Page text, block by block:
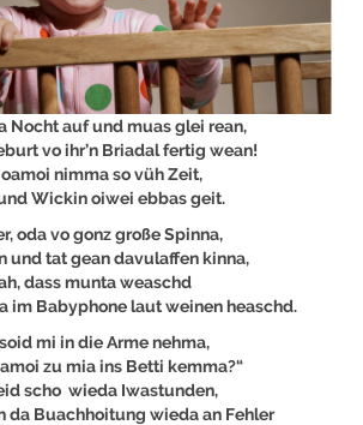
Nocht auf und muas glei rean,
vo ihr’n Briadal fertig wean!
nimma so vüh Zeit,
Wickin oiwei ebbas geit.
oda vo gonz große Spinna,
und tat gean davulaffen kinna,
dass munta weaschd
im Babyphone laut weinen heaschd.
mi in die Arme nehma,
zu mia ins Betti kemma?“
scho wieda Iwastunden,
da Buachhoitung wieda an Fehler